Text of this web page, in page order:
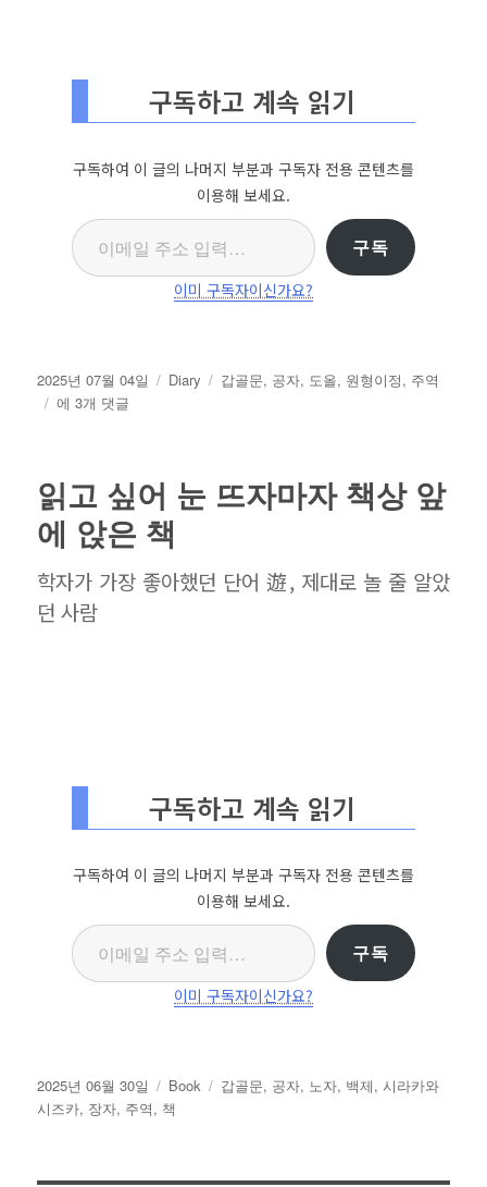
구독하고 계속 읽기
구독하여 이 글의 나머지 부분과 구독자 전용 콘텐츠를
이용해 보세요.
이메일 주소 입력…
구독
이미 구독자이신가요?
작
성
2025년 07월 04일
카
Diary
태
갑골문, 공자, 도올, 원형이정, 주역
내
형
元
亨
에 3개 댓글
읽고 싶어 눈 뜨자마자 책상 앞
에 앉은 책
학자가 가장 좋아했던 단어 遊, 제대로 놀 줄 알았
던 사람
구독하고 계속 읽기
구독하여 이 글의 나머지 부분과 구독자 전용 콘텐츠를
이용해 보세요.
이메일 주소 입력…
구독
이미 구독자이신가요?
작
성
2025년 06월 30일
카
테
Book
태
갑골문, 공자, 노자, 백제,시라카와
시즈카, 장자, 주역, 책